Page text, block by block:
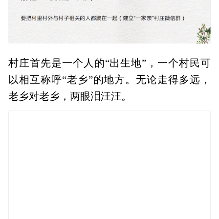
村庄首先是一个人的“出生地”，一个村民可
以相互称呼“老乡”的地方。无论走得多远，
老乡对老乡，两眼泪汪汪。